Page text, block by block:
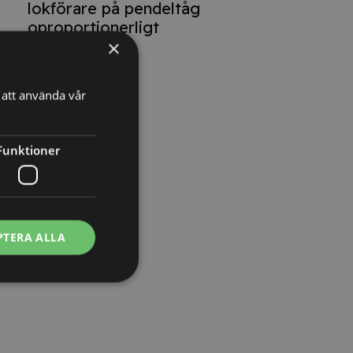
lokförare på pendeltåg
oproportionerligt
×
använda vår
ALLA